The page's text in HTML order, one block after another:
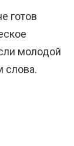
готов
молодой
слова.